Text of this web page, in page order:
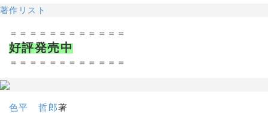
著作リスト
＝＝＝＝＝＝＝＝＝＝＝＝
好評発売中
＝＝＝＝＝＝＝＝＝＝＝＝
色平 哲郎著